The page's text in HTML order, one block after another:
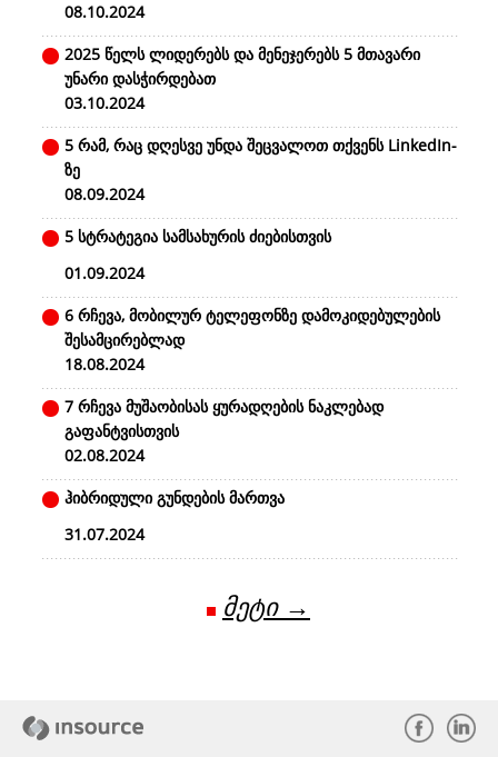
08.10.2024
2025 წელს ლიდერებს და მენეჯერებს 5 მთავარი
უნარი დასჭირდებათ
03.10.2024
5 რამ, რაც დღესვე უნდა შეცვალოთ თქვენს LinkedIn-
ზე
08.09.2024
5 სტრატეგია სამსახურის ძიებისთვის
01.09.2024
6 რჩევა, მობილურ ტელეფონზე დამოკიდებულების
შესამცირებლად
18.08.2024
7 რჩევა მუშაობისას ყურადღების ნაკლებად
გაფანტვისთვის
02.08.2024
ჰიბრიდული გუნდების მართვა
31.07.2024
მეტი →